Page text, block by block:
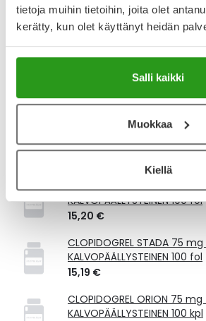
tietoja muihin tietoihin, joita olet
kerätty, kun olet käyttänyt heidän
Salli kaikki
Muokkaa
Kiellä
toimitusmaksu 2,46 € lisätään
Laske korvauksen suuruus
Vastaavat tuotteet
CLOPIDOGREL KRKA 75 mg
KALVOPÄÄLLYSTEINEN 100 fol
15,20 €
CLOPIDOGREL STADA 75 mg
KALVOPÄÄLLYSTEINEN 100 fol
15,19 €
CLOPIDOGREL ORION 75 mg
KALVOPÄÄLLYSTEINEN 100 kpl